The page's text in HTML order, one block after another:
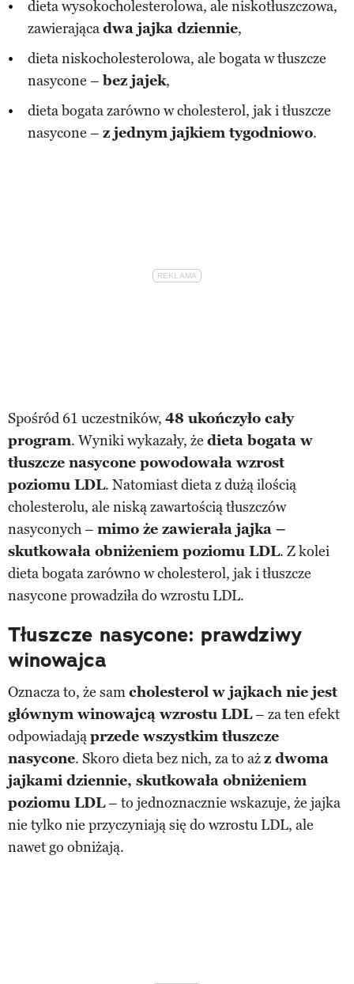
dieta wysokocholesterolowa, ale niskotłuszczowa,
zawierającadwa jajka dziennie,
dieta niskocholesterolowa, ale bogata w tłuszcze
nasycone –bez jajek,
dieta bogata zarówno w cholesterol, jak i tłuszcze
nasycone – z jednym jajkiem tygodniowo.
Spośród 61 uczestników, 48 ukończyło cały
program. Wyniki wykazały, że dieta bogata w
tłuszcze nasycone powodowała wzrost
poziomu LDL. Natomiast dieta z dużą ilością
cholesterolu, ale niską zawartością tłuszczów
nasyconych – mimo że zawierała jajka –
skutkowała obniżeniem poziomu LDL. Z kolei
dieta bogata zarówno w cholesterol, jak i tłuszcze
nasycone prowadziła do wzrostu LDL.
Tłuszcze nasycone: prawdziwy
winowajca
Oznacza to, że samcholesterol w jajkach nie jest
głównym winowajcą wzrostu LDL– za ten efekt
odpowiadająprzede wszystkim tłuszcze
nasycone. Skoro dieta bez nich, za to ażz dwoma
jajkami dziennie, skutkowała obniżeniem
poziomu LDL– to jednoznacznie wskazuje, że jajka
nie tylko nie przyczyniają się do wzrostu LDL, ale
nawet go obniżają.